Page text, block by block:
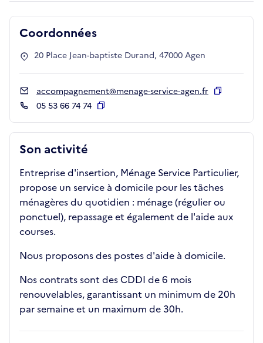
Son activité
Entreprise d'insertion, Ménage Service Particulier,
propose un service à domicile pour les tâches
ménagères du quotidien : ménage (régulier ou
ponctuel), repassage et également de l'aide aux
courses.
Nous proposons des postes d'aide à domicile.
Nos contrats sont des CDDI de 6 mois
renouvelables, garantissant un minimum de 20h
par semaine et un maximum de 30h.
Coordonnées
20 Place Jean-baptiste Durand, 47000 Agen
accompagnement@menage-service-agen.fr
05 53 66 74 74